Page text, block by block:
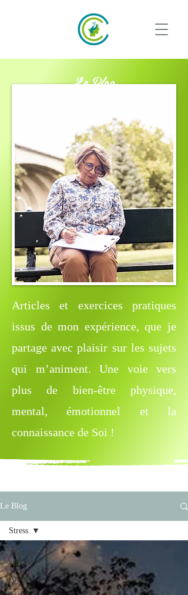
Le Blog
Articles et exercices pratiques
issus de mon expérience, que je
partage avec plaisir sur les sujets
qui m’animent. Une voie vers
plus de bien-être physique,
mental, émotionnel et la
connaissance de Soi !
Le Blog
Tous les
articles
Anxiété
Stress